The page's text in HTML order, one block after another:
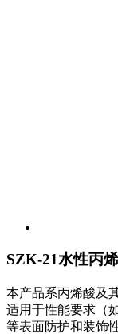
SZK-21水性丙
本产品系丙烯酸及
适用于性能要求（
等表面防护和装饰